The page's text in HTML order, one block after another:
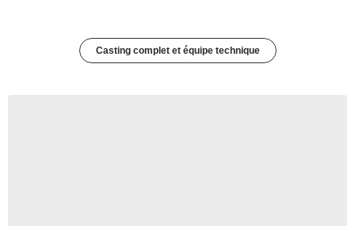
Casting complet et équipe technique